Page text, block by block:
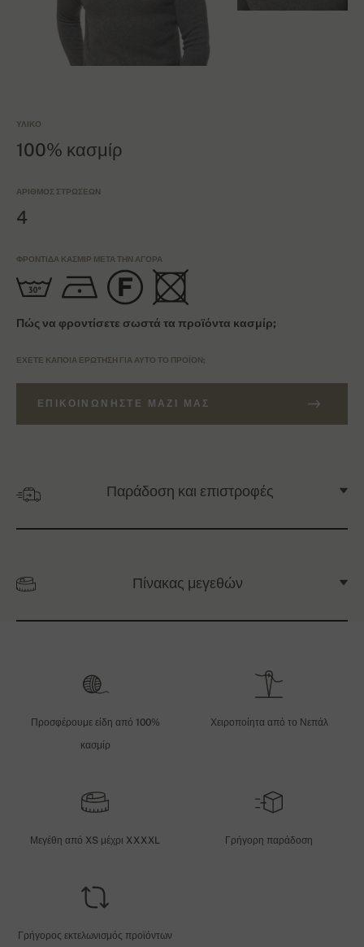
ΥΛΙΚΌ
100% κασμίρ
ΑΡΙΘΜΌΣ ΣΤΡΏΣΕΩΝ
4
ΦΡΟΝΤΊΔΑ ΚΑΣΜΊΡ ΜΕΤΆ ΤΗΝ ΑΓΟΡΆ
Πώς να φροντίσετε σωστά τα προϊόντα κασμίρ;
ΈΧΕΤΕ ΚΆΠΟΙΑ ΕΡΏΤΗΣΗ ΓΙΑ ΑΥΤΌ ΤΟ ΠΡΟΪΌΝ;
ΕΠΙΚΟΙΝΩΝΉΣΤΕ ΜΑΖΊ ΜΑΣ
Παράδοση και επιστροφές
Πίνακας μεγεθών
Προσφέρουμε είδη από 100%
κασμίρ
Χειροποίητα από το Νεπάλ
Μεγέθη από XS μέχρι XXXXL Γρήγορη παράδοση
Γρήγορος εκτελωνισμός προϊόντων